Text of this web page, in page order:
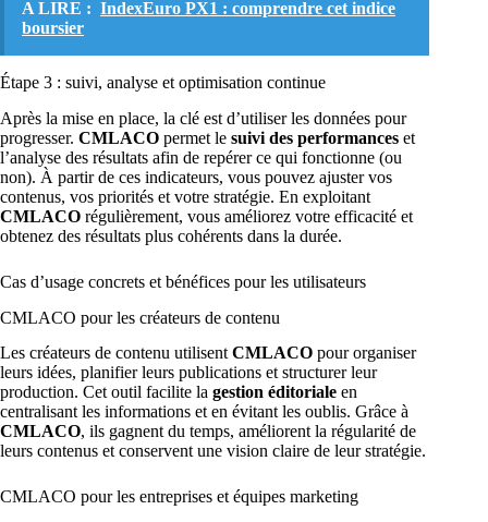
A LIRE : IndexEuro PX1 : comprendre cet indice
boursier
Étape 3 : suivi, analyse et optimisation continue
Après la mise en place, la clé est d’utiliser les données pour
progresser. CMLACO permet le suivi des performances et
l’analyse des résultats afin de repérer ce qui fonctionne (ou
non). À partir de ces indicateurs, vous pouvez ajuster vos
contenus, vos priorités et votre stratégie. En exploitant
CMLACO régulièrement, vous améliorez votre efficacité et
obtenez des résultats plus cohérents dans la durée.
Cas d’usage concrets et bénéfices pour les utilisateurs
CMLACO pour les créateurs de contenu
Les créateurs de contenu utilisent CMLACO pour organiser
leurs idées, planifier leurs publications et structurer leur
production. Cet outil facilite la gestion éditoriale en
centralisant les informations et en évitant les oublis. Grâce à
CMLACO, ils gagnent du temps, améliorent la régularité de
leurs contenus et conservent une vision claire de leur stratégie.
CMLACO pour les entreprises et équipes marketing